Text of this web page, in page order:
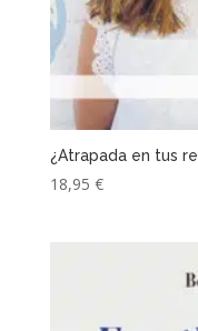
¿Atrapada en tus
18,95 €